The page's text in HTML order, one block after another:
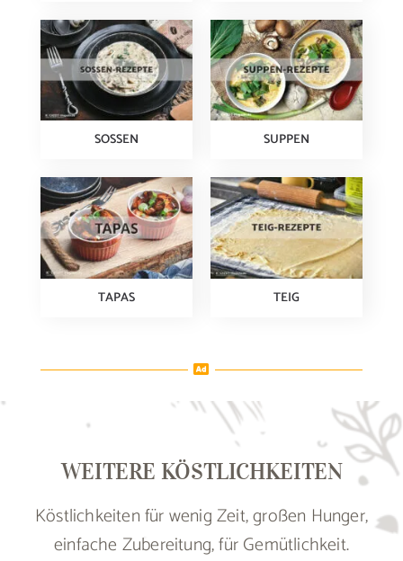
SOSSEN SUPPEN
TAPAS TEIG
WEITERE KÖSTLICHKEITEN
Köstlichkeiten für wenig Zeit, großen Hunger,
einfache Zubereitung, für Gemütlichkeit.